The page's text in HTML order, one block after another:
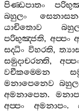
පිණ‍්ඩපාතං
බහුලං
යාචිතොව
පරිභුඤ‍්ජති, අප‍්පං
සද‍්ධිං විහරති,
සමුදාචරන‍්ති,
වචීකම‍්මෙන
මනාපෙනෙව
අමනාපෙන.
අප‍්පං
අමනාපං.